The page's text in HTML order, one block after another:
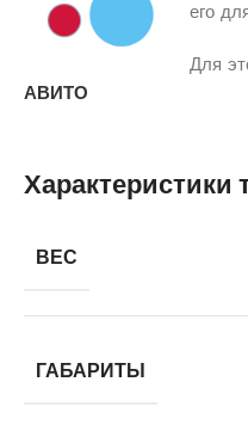
его
Для
АВИТО
Характеристики
ВЕС
ГАБАРИТЫ